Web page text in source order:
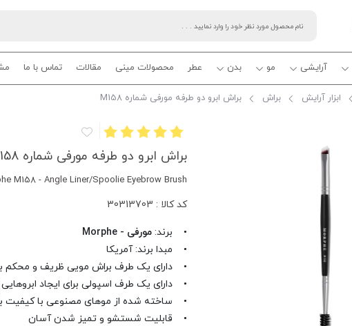
آرایشی مو بدن عطر محصولات مینی مقالات تماس با ما
ابزار آرایش براش براش ابرو دو طرفه مورفی شماره M158
براش ابرو دو طرفه مورفی شماره M158
M158 - Angle Liner/Spoolie Eyebrow Brush
کد کالا : 30313703
• برند:مورفی - Morphe
• مبدا برند: آمریکا
• دارای یک طرف براش مویی ظریف و محکم
• دارای یک طرف اسپولی برای ایجاد
• ساخته شده از موهای مصنوعی با کیفیت
• قابلیت شستشو و تمیز شدن آسان